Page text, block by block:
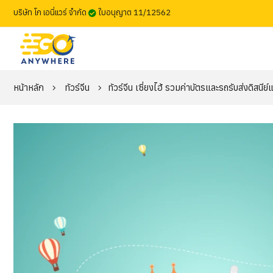
บริษัท โก เอนี่แวร์ จำกัด ใบอนุญาต 11/12562
หน้าหลัก ทัวร์จีน ทัวร์จีน เซี่ยงไฮ้ รวมค่าบัตรและรถรับส่งดิสนี